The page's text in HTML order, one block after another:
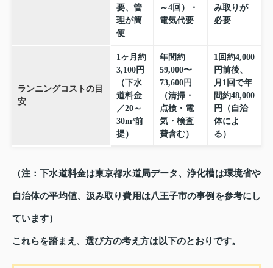
要、管
理が簡
便
～4回）・
電気代要
み取りが
必要
ランニングコストの目
安
1ヶ月約
3,100円
（下水
道料金
／20～
30m³前
提）
年間約
59,000〜
73,600円
（清掃・
点検・電
気・検査
費含む）
1回約4,000
円前後、
月1回で年
間約48,000
円（自治
体によ
る）
（注：下水道料金は東京都水道局データ、浄化槽は環境省や
自治体の平均値、汲み取り費用は八王子市の事例を参考にし
ています）
これらを踏まえ、選び方の考え方は以下のとおりです。